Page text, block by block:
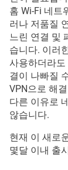
홈 Wi-Fi 네트
러나 저품질
느린 연결 및
습니다. 이러
사용하더라
결이 나빠질
VPN으로 해
다른 이유로
않습니다.
현재 이 새로
몇달 이내 출